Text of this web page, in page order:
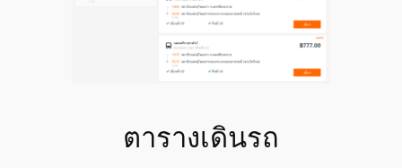
ตารางเดินรถ